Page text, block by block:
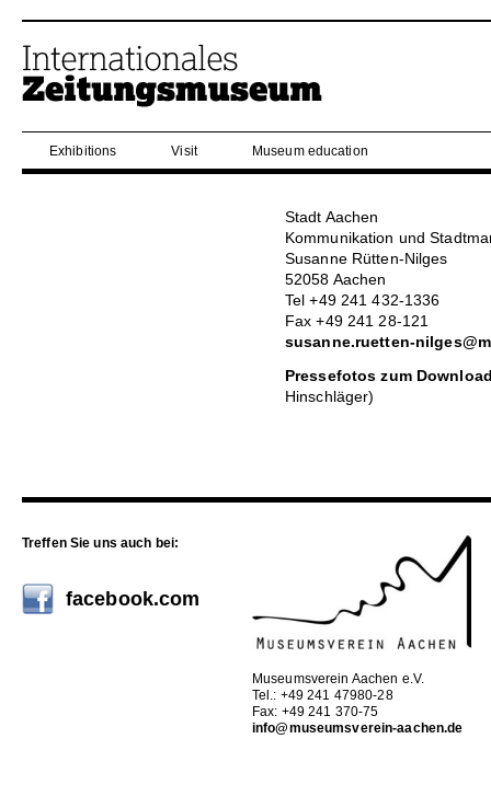
Exhibitions Visit Museum education
Stadt Aachen
Kommunikation und
Susanne Rütten-Nilges
52058 Aachen
Tel +49 241 432-1336
Fax +49 241 28-121
susanne.ruetten-
Pressefotos zum
Hinschläger)
Treffen Sie uns auch bei:
facebook.com
Museumsverein Aachen e.V.
Tel.: +49 241 47980-28
Fax: +49 241 370-75
info@museumsverein-aachen.de